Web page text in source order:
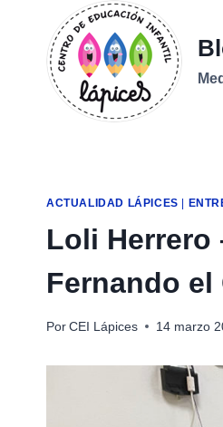
contenido
ACTUALIDAD LÁPICES
Loli Herrero
Fernando
Por CEI Lápices 14 marzo